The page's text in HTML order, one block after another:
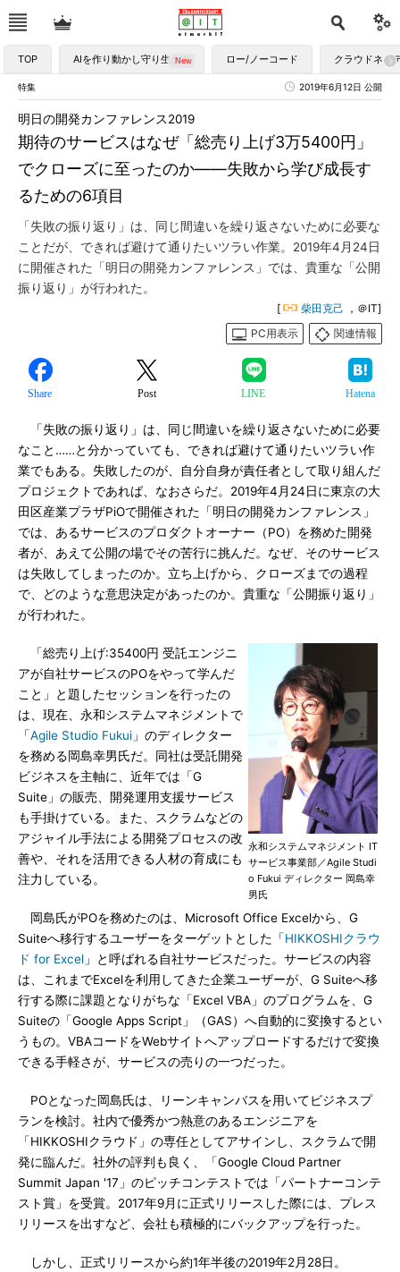
TOP AIを作り動かし守り生かす ロー/ノーコード クラウドネイ
特集 2019年6月12日 公開
期待のサービスはなぜ「総売り上げ3万5400円」
でクローズに至ったのか――失敗から学び成長す
るための6項目
明日の開発カンファレンス2019
「失敗の振り返り」は、同じ間違いを繰り返さないために必要な
ことだが、できれば避けて通りたいツラい作業。2019年4月24日
に開催された「明日の開発カンファレンス」では、貴重な「公開
振り返り」が行われた。
[ 柴田克己 ，＠IT]
PC用表示
関連情報
Share Post LINE Hatena
「失敗の振り返り」は、同じ間違いを繰り返さないために必要
なこと……と分かっていても、できれば避けて通りたいツラい作
業でもある。失敗したのが、自分自身が責任者として取り組んだ
プロジェクトであれば、なおさらだ。2019年4月24日に東京の大
田区産業プラザPiOで開催された「明日の開発カンファレンス」
では、あるサービスのプロダクトオーナー（PO）を務めた開発
者が、あえて公開の場でその苦行に挑んだ。なぜ、そのサービス
は失敗してしまったのか。立ち上げから、クローズまでの過程
で、どのような意思決定があったのか。貴重な「公開振り返り」
が行われた。
永和システムマネジメント IT
サービス事業部／Agile Studi
o Fukui ディレクター 岡島幸
男氏
「総売り上げ:35400円 受託エンジニ
アが自社サービスのPOをやって学んだ
こと」と題したセッションを行ったの
は、現在、永和システムマネジメントで
「Agile Studio Fukui 」のディレクター
を務める岡島幸男氏だ。同社は受託開発
ビジネスを主軸に、近年では「G
Suite」の販売、開発運用支援サービス
も手掛けている。また、スクラムなどの
アジャイル手法による開発プロセスの改
善や、それを活用できる人材の育成にも
注力している。
岡島氏がPOを務めたのは、Microsoft Office Excelから、G
Suiteへ移行するユーザーをターゲットとした「HIKKOSHIクラウ
ド for Excel 」と呼ばれる自社サービスだった。サービスの内容
は、これまでExcelを利用してきた企業ユーザーが、G Suiteへ移
行する際に課題となりがちな「Excel VBA」のプログラムを、G
Suiteの「Google Apps Script」（GAS）へ自動的に変換するとい
うもの。VBAコードをWebサイトへアップロードするだけで変換
できる手軽さが、サービスの売りの一つだった。
POとなった岡島氏は、リーンキャンバスを用いてビジネスプ
ランを検討。社内で優秀かつ熱意のあるエンジニアを
「HIKKOSHIクラウド」の専任としてアサインし、スクラムで開
発に臨んだ。社外の評判も良く、「Google Cloud Partner
Summit Japan '17」のピッチコンテストでは「パートナーコンテ
スト賞」を受賞。2017年9月に正式リリースした際には、プレス
リリースを出すなど、会社も積極的にバックアップを行った。
しかし、正式リリースから約1年半後の2019年2月28日。